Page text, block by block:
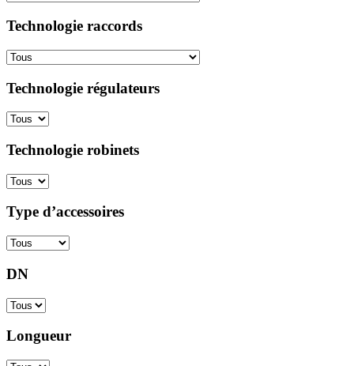
Technologie raccords
Technologie régulateurs
Technologie robinets
Type d’accessoires
DN
Longueur